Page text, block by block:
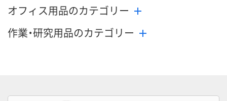
オフィス用品のカテゴリー
作業・研究用品のカテゴリー